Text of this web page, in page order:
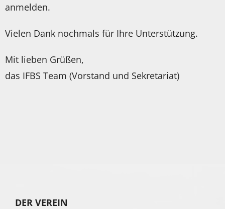
anmelden.
Vielen Dank nochmals für Ihre Unterstützung.
Mit lieben Grüßen,
das IFBS Team (Vorstand und Sekretariat)
DER VEREIN